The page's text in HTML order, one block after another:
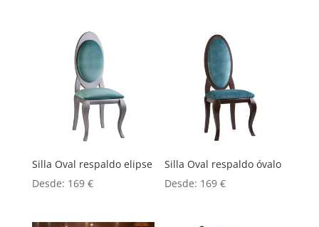
Silla Oval respaldo elipse
Desde: 169 €
Silla Oval respaldo óvalo
Desde: 169€